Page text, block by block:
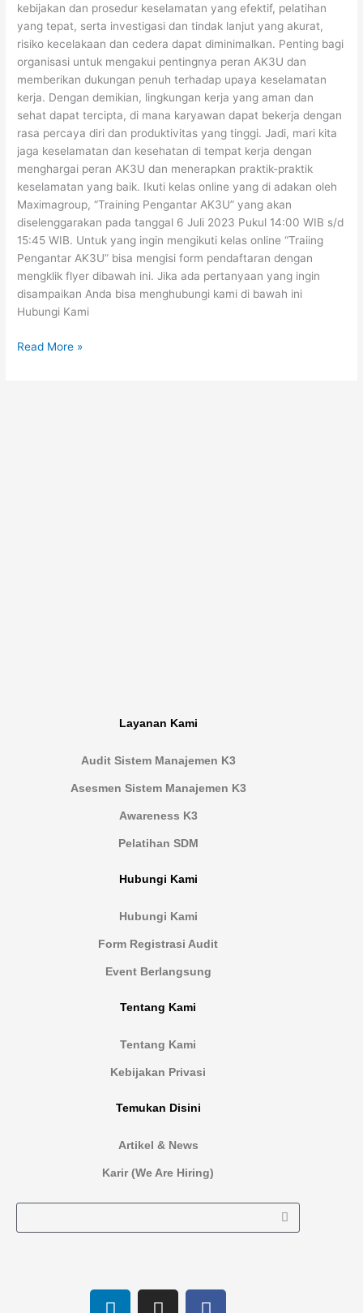
kebijakan dan prosedur keselamatan yang efektif, pelatihan
yang tepat, serta investigasi dan tindak lanjut yang akurat,
risiko kecelakaan dan cedera dapat diminimalkan. Penting bagi
organisasi untuk mengakui pentingnya peran AK3U dan
memberikan dukungan penuh terhadap upaya keselamatan
kerja. Dengan demikian, lingkungan kerja yang aman dan
sehat dapat tercipta, di mana karyawan dapat bekerja dengan
rasa percaya diri dan produktivitas yang tinggi. Jadi, mari kita
jaga keselamatan dan kesehatan di tempat kerja dengan
menghargai peran AK3U dan menerapkan praktik-praktik
keselamatan yang baik. Ikuti kelas online yang di adakan oleh
Maximagroup, “Training Pengantar AK3U” yang akan
diselenggarakan pada tanggal 6 Juli 2023 Pukul 14:00 WIB s/d
15:45 WIB. Untuk yang ingin mengikuti kelas online “Traiing
Pengantar AK3U” bisa mengisi form pendaftaran dengan
mengklik flyer dibawah ini. Jika ada pertanyaan yang ingin
disampaikan Anda bisa menghubungi kami di bawah ini
Hubungi Kami
Read More »
Layanan Kami
Audit Sistem Manajemen K3
Asesmen Sistem Manajemen K3
Awareness K3
Pelatihan SDM
Hubungi Kami
Hubungi Kami
Form Registrasi Audit
Event Berlangsung
Tentang Kami
Tentang Kami
Kebijakan Privasi
Temukan Disini
Artikel & News
Karir (We Are Hiring)
L
I
F